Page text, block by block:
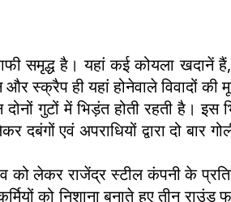
समृद्ध है। यहां कई कोयला
स्क्रैप ही यहां होनेवाले विवादों
गुटों में भिड़ंत होती रहती है।
एवं अपराधियों द्वारा दो बार
को लेकर राजेंद्र स्टील कंपनी के
को निशाना बनाते हुए तीन